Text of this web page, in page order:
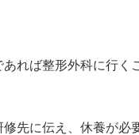
れば整形外科に行く
先に伝え、休養が必